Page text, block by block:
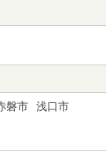
磐市
浅口市